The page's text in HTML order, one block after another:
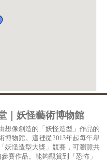
｜妖怪藝術博物館
想像創造的「妖怪造型」作品的
博物館。這裡從2013年起每年舉
妖怪造型大獎」競賽，可瀏覽共
參賽作品。能夠觀賞到「恐怖」